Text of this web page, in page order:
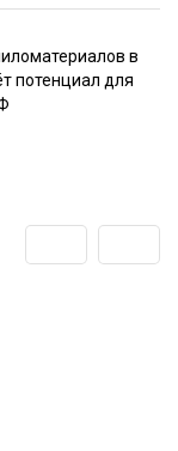
в
потенциал для